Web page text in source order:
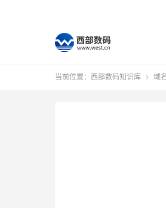
当前位置： 西部数码知识库  域